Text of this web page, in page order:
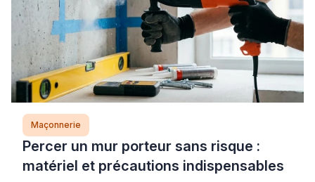
Maçonnerie
Percer un mur porteur sans risque :
matériel et précautions indispensables